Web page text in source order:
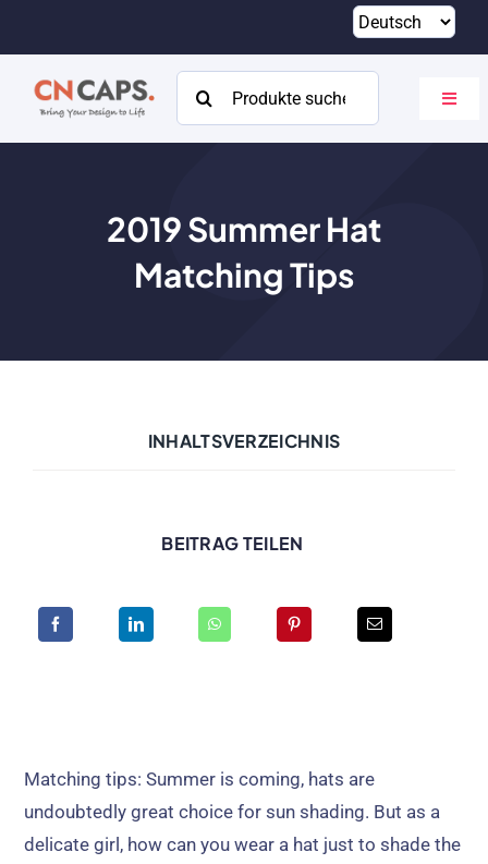
springen
Suchen
nach:
2019Summer Hat
Matching Tips
INHALTSVERZEICHNIS
BEITRAG TEILEN
Matching tips:Summer is coming, hats are
undoubtedly great choice for sun shading. But as a
delicate girl, how can you wear a hat just to shade the